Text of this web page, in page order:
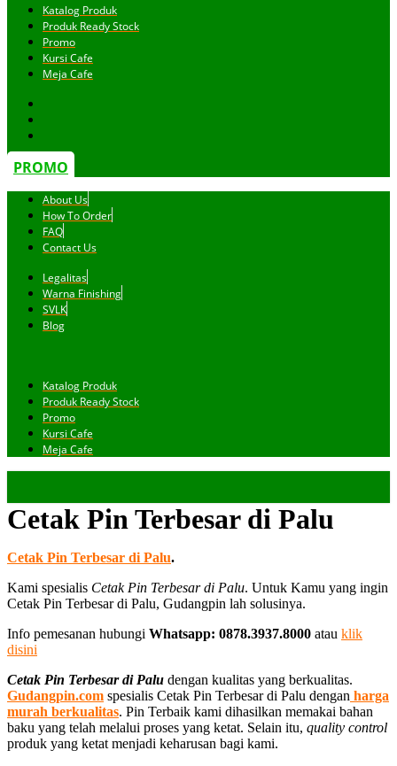
Katalog Produk
Produk Ready Stock
Promo
Kursi Cafe
Meja Cafe
PROMO
About Us
How To Order
FAQ
Contact Us
Legalitas
Warna Finishing
SVLK
Blog
Katalog Produk
Produk Ready Stock
Promo
Kursi Cafe
Meja Cafe
Cetak Pin Terbesar di Palu
Cetak Pin Terbesar di Palu.
Kami spesialis Cetak Pin Terbesar di Palu. Untuk Kamu yang ingin
Cetak Pin Terbesar di Palu, Gudangpin lah solusinya.
Info pemesanan hubungi Whatsapp: 0878.3937.8000 atau klik
disini
Cetak Pin Terbesar di Palu dengan kualitas yang berkualitas.
Gudangpin.com spesialis Cetak Pin Terbesar di Palu dengan harga
murah berkualitas. Pin Terbaik kami dihasilkan memakai bahan
baku yang telah melalui proses yang ketat. Selain itu, quality control
produk yang ketat menjadi keharusan bagi kami.